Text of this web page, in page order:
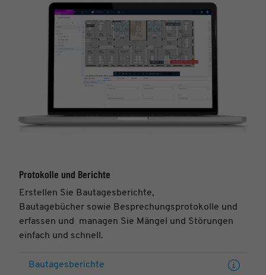
Protokolle und Berichte
Erstellen Sie Bautagesberichte,
Bautagebücher sowie Besprechungsprotokolle und
erfassen und managen Sie Mängel und Störungen
einfach und schnell.
Bautagesberichte